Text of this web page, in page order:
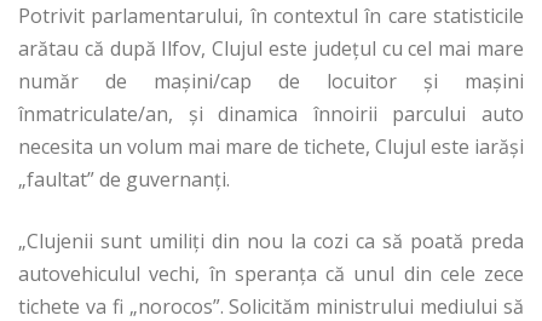
Potrivit parlamentarului, în contextul în care statisticile
arătau că după Ilfov, Clujul este judeţul cu cel mai mare
număr de maşini/cap de locuitor şi maşini
înmatriculate/an, şi dinamica înnoirii parcului auto
necesita un volum mai mare de tichete, Clujul este iarăşi
„faultat” de guvernanţi.
„Clujenii sunt umiliţi din nou la cozi ca să poată preda
autovehiculul vechi, în speranţa că unul din cele zece
tichete va fi „norocos”. Solicităm ministrului mediului să